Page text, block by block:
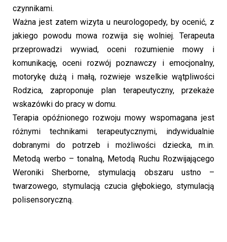
czynnikami.
Ważna jest zatem wizyta u neurologopedy, by ocenić, z
jakiego powodu mowa rozwija się wolniej. Terapeuta
przeprowadzi wywiad, oceni rozumienie mowy i
komunikację, oceni rozwój poznawczy i emocjonalny,
motorykę dużą i małą, rozwieje wszelkie wątpliwości
Rodzica, zaproponuje plan terapeutyczny, przekaże
wskazówki do pracy w domu.
Terapia opóźnionego rozwoju mowy wspomagana jest
różnymi technikami terapeutycznymi, indywidualnie
dobranymi do potrzeb i możliwości dziecka, m.in.
Metodą werbo – tonalną, Metodą Ruchu Rozwijającego
Weroniki Sherborne, stymulacją obszaru ustno –
twarzowego, stymulacją czucia głębokiego, stymulacją
polisensoryczną.